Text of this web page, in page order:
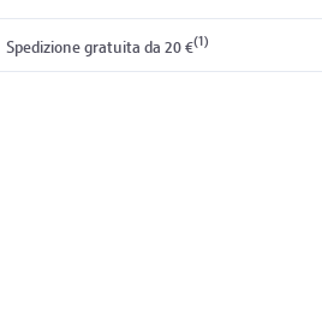
Spedizione gratuita da 20 €(1)